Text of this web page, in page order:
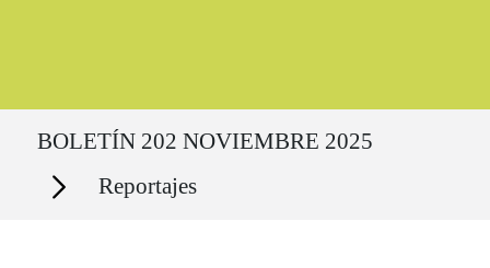
BOLETÍN 202 NOVIEMBRE 2025
Secciones Reportajes